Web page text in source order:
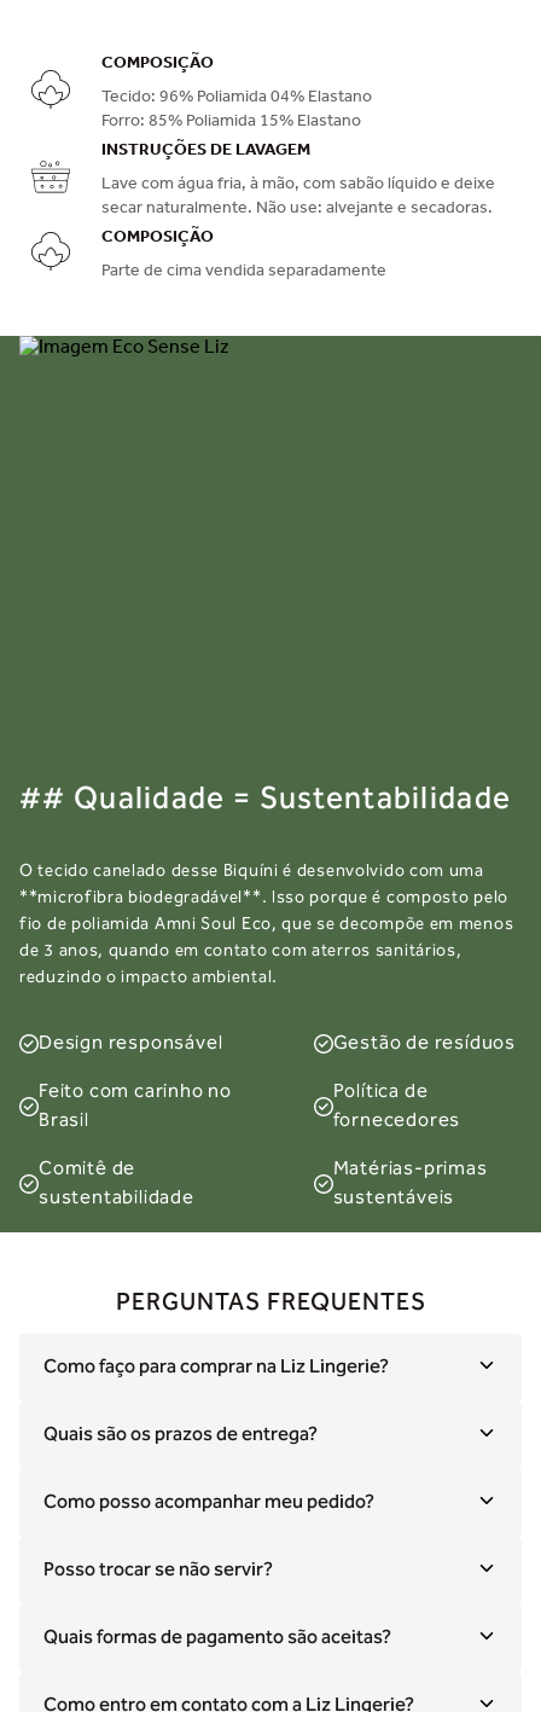
COMPOSIÇÃO
Tecido: 96% Poliamida 04% Elastano
Forro: 85% Poliamida 15% Elastano
INSTRUÇÕES DE LAVAGEM
Lave com água fria, à mão, com sabão líquido e deixe
secar naturalmente. Não use: alvejante e secadoras.
COMPOSIÇÃO
Parte de cima vendida separadamente
## Qualidade = Sustentabilidade
O tecido canelado desse Biquíni é desenvolvido com uma
**microfibra biodegradável**. Isso porque é composto pelo
fio de poliamida Amni Soul Eco, que se decompõe em menos
de 3 anos, quando em contato com aterros sanitários,
reduzindo o impacto ambiental.
Design responsável
Gestão de resíduos
Feito com carinho no
Brasil
Política de
fornecedores
Comitê de
sustentabilidade
Matérias-primas
sustentáveis
PERGUNTAS FREQUENTES
Como faço para comprar na Liz Lingerie?
Quais são os prazos de entrega?
Como posso acompanhar meu pedido?
Posso trocar se não servir?
Quais formas de pagamento são aceitas?
Como entro em contato com a Liz Lingerie?